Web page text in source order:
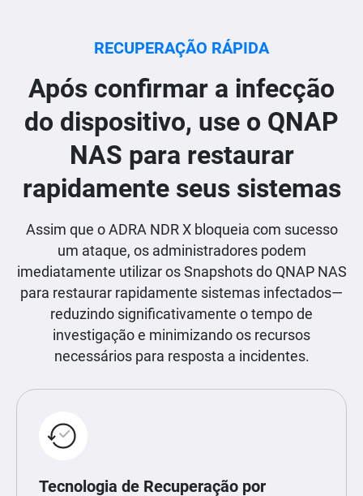
RECUPERAÇÃO RÁPIDA
Após confirmar a infecção
do dispositivo, use o QNAP
NAS para restaurar
rapidamente seus sistemas
Assim que o ADRA NDR X bloqueia com sucesso
um ataque, os administradores podem
imediatamente utilizar os Snapshots do QNAP NAS
para restaurar rapidamente sistemas infectados—
reduzindo significativamente o tempo de
investigação e minimizando os recursos
necessários para resposta a incidentes.
Tecnologia de Recuperação por